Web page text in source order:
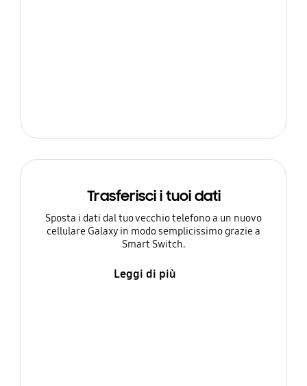
Trasferisci i tuoi dati
Sposta i dati dal tuo vecchio telefono a un nuovo
cellulare Galaxy in modo semplicissimo grazie a
Smart Switch.
Leggi di più